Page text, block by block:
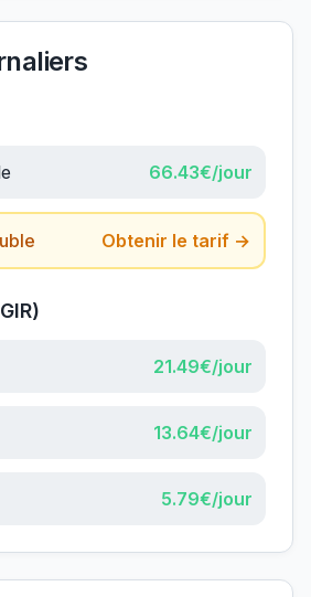
66.43€/jour
Obtenir le tarif →
21.49€/jour
13.64€/jour
5.79€/jour